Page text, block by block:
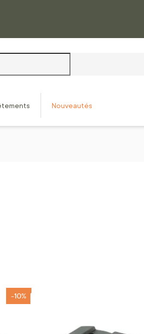
Nouveautés
-10%